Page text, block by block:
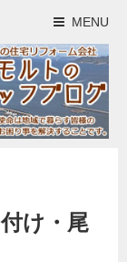
MENU
け・尾